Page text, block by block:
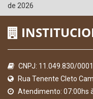
de 2026
CNPJ: 11.049.830/
Rua Tenente Cleto
Atendimento: 07:00hs